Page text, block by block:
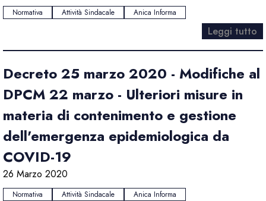
Normativa Attività Sindacale Anica Informa
Leggi tutto
Decreto 25 marzo 2020 - Modifiche al
DPCM 22 marzo - Ulteriori misure in
materia di contenimento e gestione
dell'emergenza epidemiologica da
COVID-19
26 Marzo 2020
Normativa Attività Sindacale Anica Informa